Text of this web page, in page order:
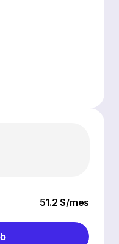
51.2 $/mes